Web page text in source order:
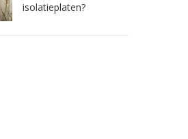
isolatieplaten?